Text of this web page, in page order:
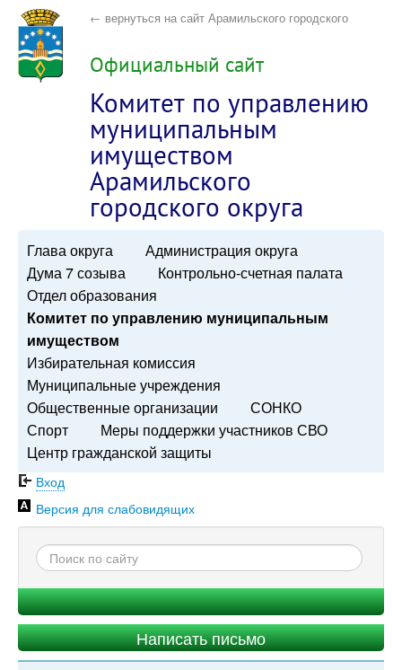
← вернуться на сайт Арамильского городского
округа
Официальный сайт
Комитет по управлению
муниципальным
имуществом
Арамильского
городского округа
Глава округа
Администрация округа
Дума 7 созыва
Контрольно-счетная палата
Отдел образования
Комитет по управлению муниципальным
имуществом
Избирательная комиссия
Муниципальные учреждения
Общественные организации
СОНКО
Спорт
Меры поддержки участников СВО
Центр гражданской защиты
Вход
Версия для слабовидящих
Написать письмо